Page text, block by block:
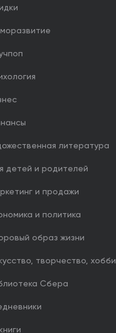
литература
детей и родителей
и продажи
и политика
образ жизни
творчество, хобби
Сбера